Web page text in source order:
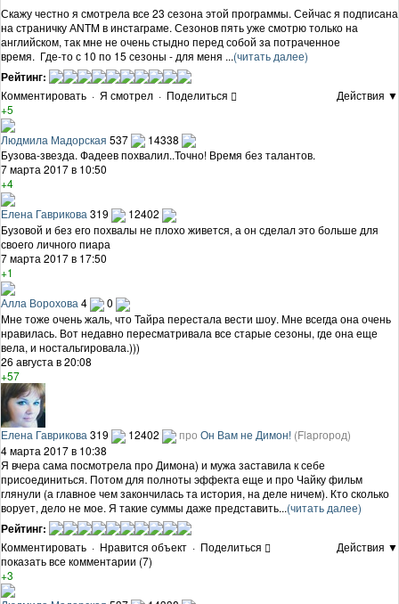
Скажу честно я смотрела все 23 сезона этой программы. Сейчас я подписана
на страничку АNTM в инстаграме. Сезонов пять уже смотрю только на
английском, так мне не очень стыдно перед собой за потраченное
время. Где-то с 10 по 15 сезоны - для меня ...(читать далее)
Рейтинг:
Комментировать · Я смотрел · Поделиться
Действия ▼
+5
Людмила Мадорская 537
14338
Бузова-звезда. Фадеев похвалил..Точно! Время без талантов.
7 марта 2017 в 10:50
+4
Елена Гаврикова 319
12402
Бузовой и без его похвалы не плохо живется, а он сделал это больше для
своего личного пиара
7 марта 2017 в 17:50
+1
Алла Ворохова 4
0
Мне тоже очень жаль, что Тайра перестала вести шоу. Мне всегда она очень
нравилась. Вот недавно пересматривала все старые сезоны, где она еще
вела, и ностальгировала.)))
26 августа в 20:08
+57
Елена Гаврикова 319 12402 про Он Вам не Димон! (Flapгород)
4 марта 2017 в 10:38
Я вчера сама посмотрела про Димона) и мужа заставила к себе
присоединиться. Потом для полноты эффекта еще и про Чайку фильм
глянули (а главное чем закончилась та история, на деле ничем). Кто сколько
ворует, дело не мое. Я такие суммы даже представить...(читать далее)
Рейтинг:
Комментировать · Нравится объект · Поделиться
Действия ▼
показать все комментарии (7)
+3